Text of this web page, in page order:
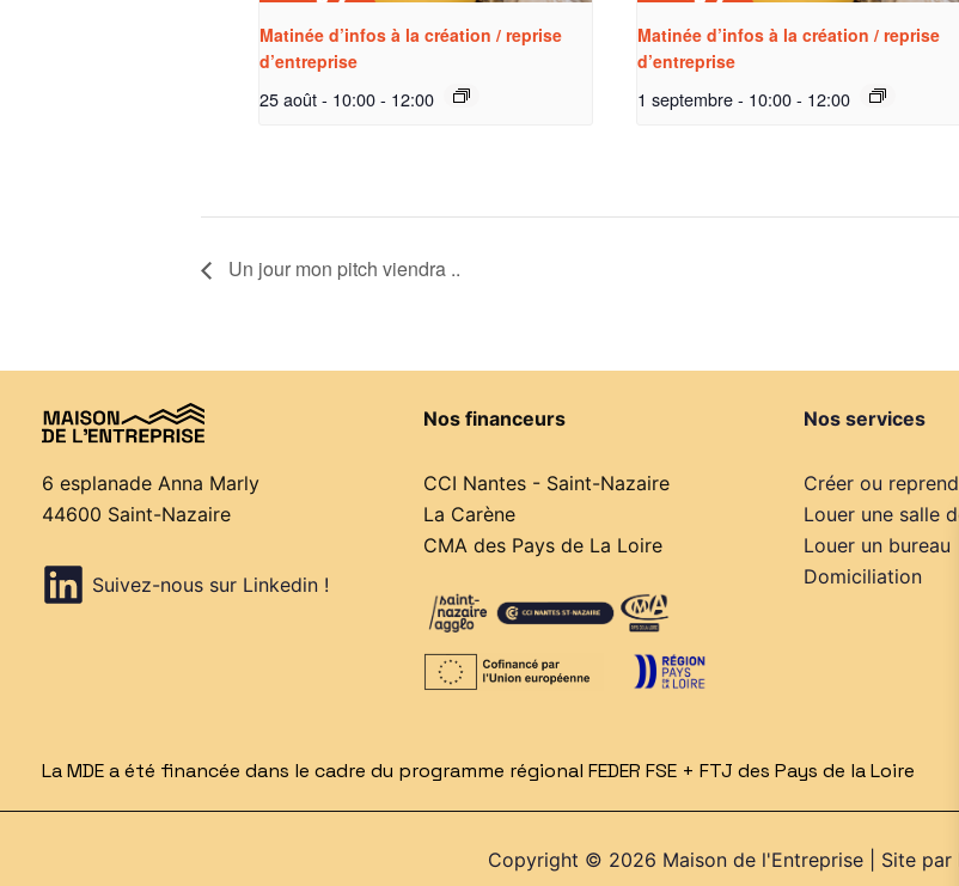
Matinée d’infos à la création / reprise
d’entreprise
25 août - 10:00- 12:00
Matinée d’infos à la création / reprise
d’entreprise
1 septembre - 10:00- 12:00
Un jour mon pitch viendra ..
6 esplanade Anna Marly
44600 Saint-Nazaire
Suivez-nous sur Linkedin !
Nos financeurs
CCI Nantes - Saint-Nazaire
La Carène
CMA des Pays de La Loire
Nos services
Créer ou
Louer une salle
Louer un bureau
Domiciliation
La MDE a été financée dans le cadre du programme régional FEDER FSE + FTJ des Pays de la Loire
Copyright © 2026 Maison de l'Entreprise | Site par